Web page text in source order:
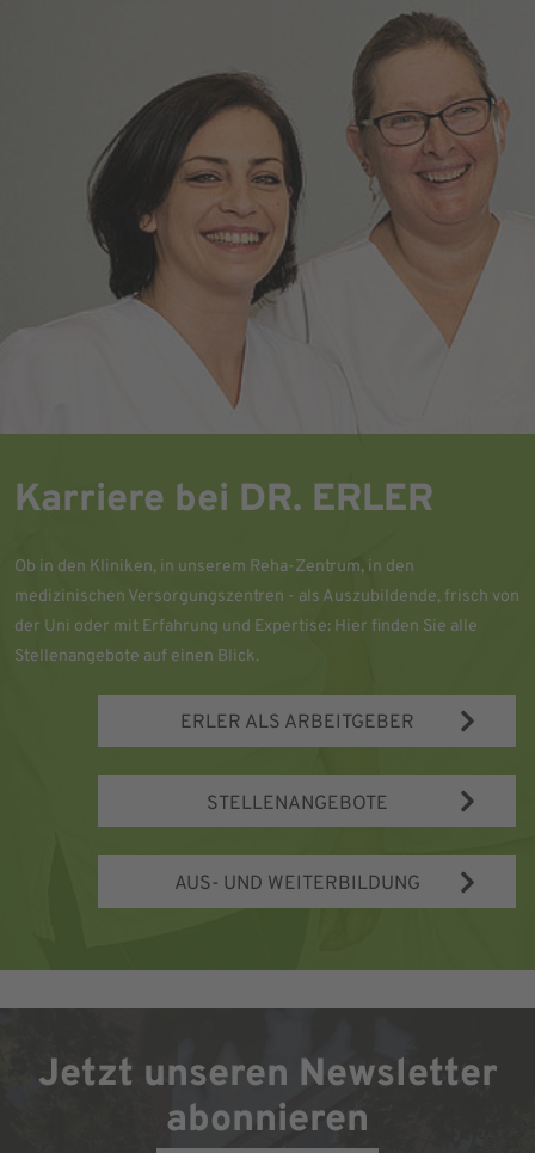
Karriere bei DR. ERLER
Ob in den Kliniken, in unserem Reha-Zentrum, in den
medizinischen Versorgungszentren - als Auszubildende, frisch von
der Uni oder mit Erfahrung und Expertise: Hier finden Sie alle
Stellenangebote auf einen Blick.
ERLER ALS ARBEITGEBER
STELLENANGEBOTE
AUS- UND WEITERBILDUNG
Jetzt unseren Newsletter
abonnieren